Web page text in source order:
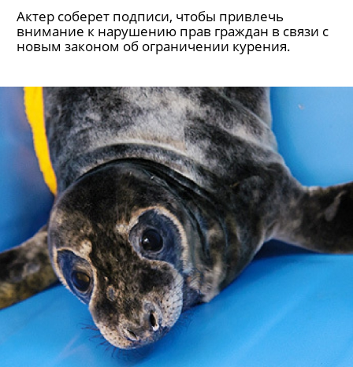
Актер соберет подписи, чтобы привлечь
внимание к нарушению прав граждан в связи с
новым законом об ограничении курения.